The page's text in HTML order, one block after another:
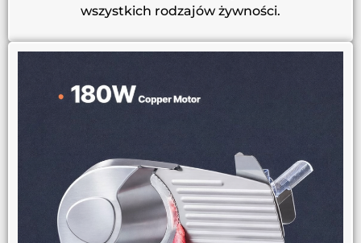
wszystkich rodzajów żywności.